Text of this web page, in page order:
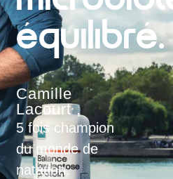
équilibré.
Camille
Lacourt ,
5 fois champion
du monde de
natation.